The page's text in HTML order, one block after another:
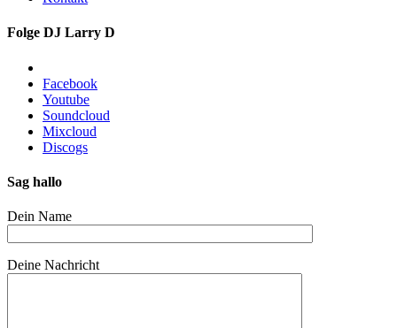
Folge DJ Larry D
Facebook
Youtube
Soundcloud
Mixcloud
Discogs
Sag hallo
Dein Name
Deine Nachricht